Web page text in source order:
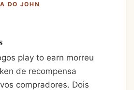
DO JOHN
play to earn morreu
de recompensa
compradores. Dois